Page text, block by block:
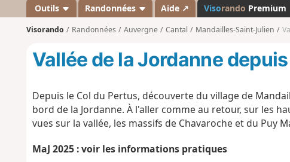
a
n
d
Outils Randonnées Aide ↗ Visorando Premium
Visorando Randonnées Auvergne Cantal Mandailles-Saint-Julien
Vallée de la Jordanne
Depuis le Col du Pertus, découverte du village de
bord de la Jordanne. À l'aller comme au retour, sur les
vues sur la vallée, les massifs de Chavaroche et du Puy
MaJ 2025 : voir les informations pratiques